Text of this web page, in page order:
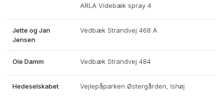
ARLA Videbæk spray 4
Jette og Jan
Jensen
Vedbæk Strandvej 468 A
Ole Damm Vedbæk Strandvej 484
Hedeselskabet Vejlepåparken Østergården, Ishøj